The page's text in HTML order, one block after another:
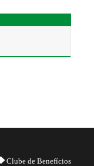
Clube de Benefícios